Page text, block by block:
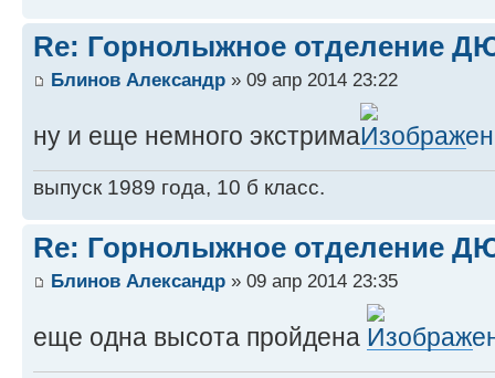
Re: Горнолыжное отделение
Блинов Александр » 09 апр 2014 23:22
ну и еще немного экстрима
выпуск 1989 года, 10 б класс.
Re: Горнолыжное отделение
Блинов Александр » 09 апр 2014 23:35
еще одна высота пройдена